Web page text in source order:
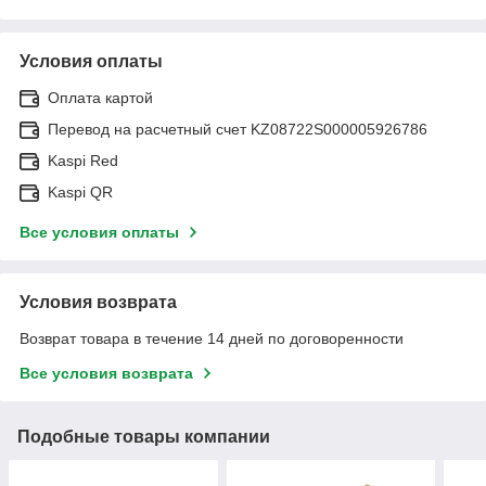
Условия оплаты
Оплата картой
Перевод на расчетный счет KZ08722S000005926786
Kaspi Red
Kaspi QR
Все условия оплаты
Условия возврата
Возврат товара в течение 14 дней по договоренности
Все условия возврата
Подобные товары компании